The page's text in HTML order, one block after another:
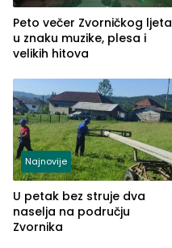
Peto večer Zvorničkog ljeta
u znaku muzike, plesa i
velikih hitova
Najnovije
U petak bez struje dva
naselja na području
Zvornika